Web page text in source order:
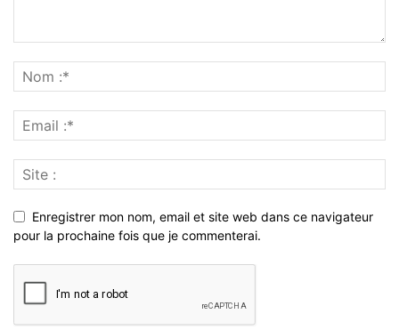
Enregistrer mon nom, email et site web dans ce navigateur
pour la prochaine fois que je commenterai.